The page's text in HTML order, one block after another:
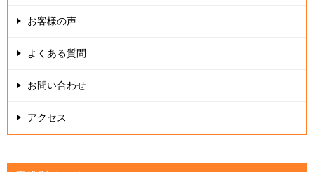
お客様の声
よくある質問
お問い合わせ
アクセス